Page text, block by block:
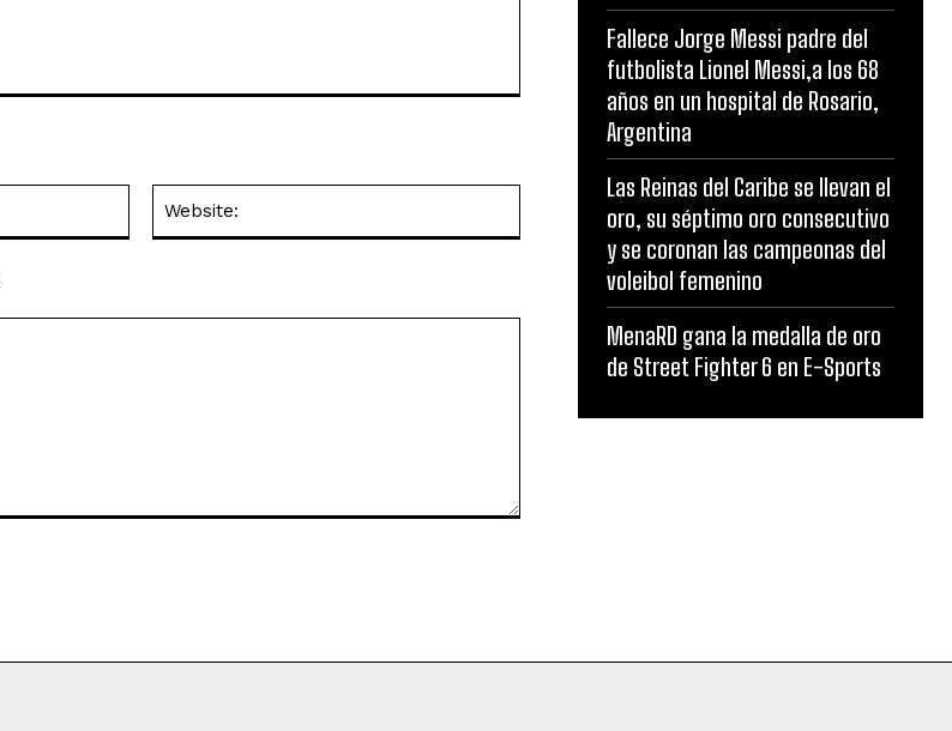
Fallece Jorge Messi padre del
futbolista Lionel Messi,a los 68
años en un hospital de Rosario,
Argentina
Las Reinas del Caribe se llevan el
oro, su séptimo oro consecutivo
y se coronan las campeonas del
voleibol femenino
MenaRD gana la medalla de oro
de Street Fighter 6 en E-Sports